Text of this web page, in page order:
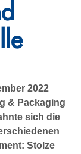
2022
& Packaging
sich die
Stolze